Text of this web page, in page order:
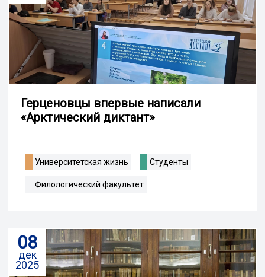
Герценовцы впервые написали
«Арктический диктант»
Университетская жизнь Студенты
Филологический факультет
08
дек
2025